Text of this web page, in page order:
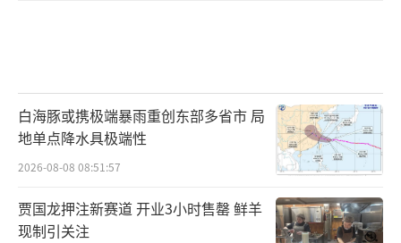
白海豚或携极端暴雨重创东部多省市 局
地单点降水具极端性
2026-08-08 08:51:57
贾国龙押注新赛道 开业3小时售罄 鲜羊
现制引关注